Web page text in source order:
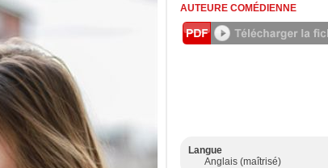
AUTEURE COMÉDIENNE
Langue
Anglais (maîtrisé)